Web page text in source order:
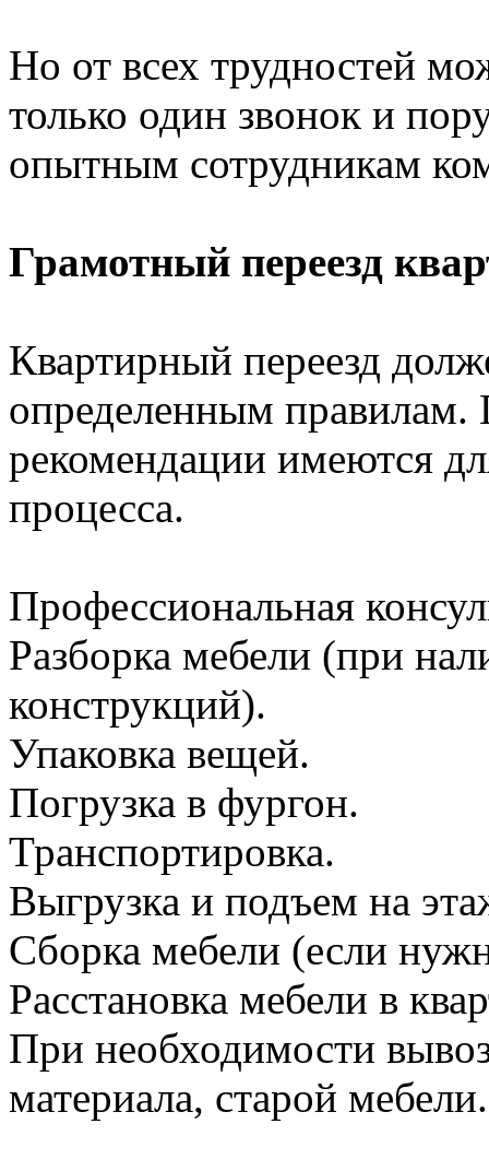
Но от всех трудностей
только один звонок и
опытным сотрудникам
Грамотный переезд
Квартирный переезд
определенным правилам.
рекомендации имеются
процесса.
Профессиональная
Разборка мебели (при
конструкций).
Упаковка вещей.
Погрузка в фургон.
Транспортировка.
Выгрузка и подъем на
Сборка мебели (если
Расстановка мебели в
При необходимости
материала, старой мебели.